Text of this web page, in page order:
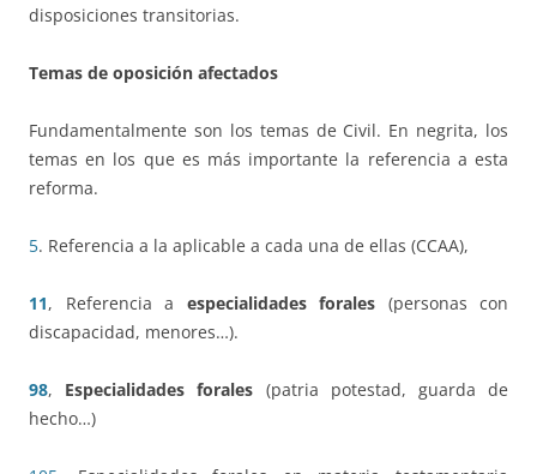
disposiciones transitorias.
Temas de oposición afectados
Fundamentalmente son los temas de Civil. En negrita, los
temas en los que es más importante la referencia a esta
reforma.
5. Referencia a la aplicable a cada una de ellas (CCAA),
11, Referencia a especialidades forales (personas con
discapacidad, menores…).
98, Especialidades forales (patria potestad, guarda de
hecho…)